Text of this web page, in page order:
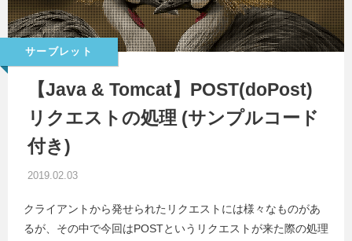
サーブレット
【Java & Tomcat】POST(doPost)
リクエストの処理 (サンプルコード
付き)
2019.02.03
クライアントから発せられたリクエストには様々なものがあ
るが、その中で今回はPOSTというリクエストが来た際の処理